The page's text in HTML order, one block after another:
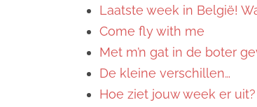
Laatste week in België!
Come fly with me
Met m’n gat in de boter
De kleine verschillen…
Hoe ziet jouw week er uit?